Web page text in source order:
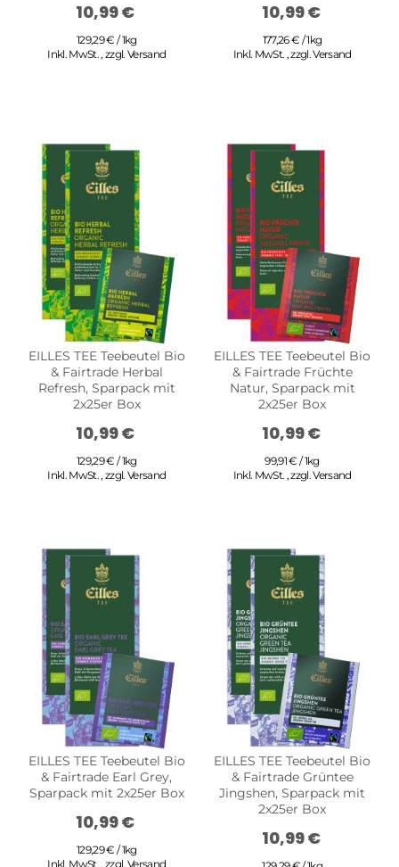
10,99 €
129,29 € / 1kg
Inkl. MwSt.,zzgl.Versand
10,99 €
177,26 € / 1kg
Inkl. MwSt. ,zzgl.Versand
EILLES TEE Teebeutel Bio
& Fairtrade Herbal
Refresh, Sparpack mit
2x25er Box
10,99 €
129,29 € / 1kg
Inkl. MwSt.,zzgl.Versand
EILLES TEE Teebeutel Bio
& Fairtrade Früchte
Natur, Sparpack mit
2x25er Box
10,99 €
99,91 € / 1kg
Inkl. MwSt. ,zzgl.Versand
EILLES TEE Teebeutel Bio
& Fairtrade Earl Grey,
Sparpack mit 2x25er Box
10,99 €
129,29 € / 1kg
Inkl. MwSt. ,zzgl.Versand
EILLES TEE Teebeutel Bio
& Fairtrade Grüntee
Jingshen, Sparpack mit
2x25er Box
10,99 €